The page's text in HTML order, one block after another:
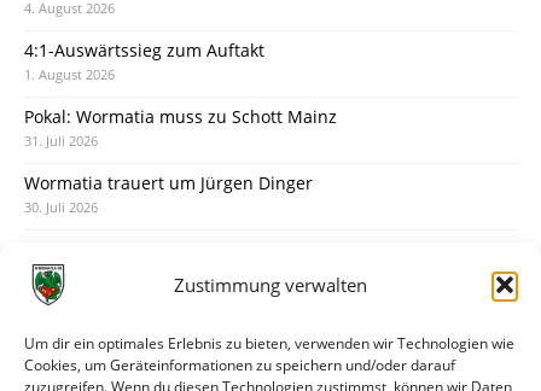
Zustimmung verwalten
Um dir ein optimales Erlebnis zu bieten, verwenden wir Technologien wie
Cookies, um Geräteinformationen zu speichern und/oder darauf
zuzugreifen. Wenn du diesen Technologien zustimmst, können wir Daten
4. August 2026
4:1-Auswärtssieg zum Auftakt
1. August 2026
Pokal: Wormatia muss zu Schott Mainz
31. Juli 2026
Wormatia trauert um Jürgen Dinger
30. Juli 2026
28. Juli 2026
28. Juli 2026
Neue Podcast-Folge: So tickt Björn!